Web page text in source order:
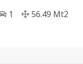
1 56.49 Mt2